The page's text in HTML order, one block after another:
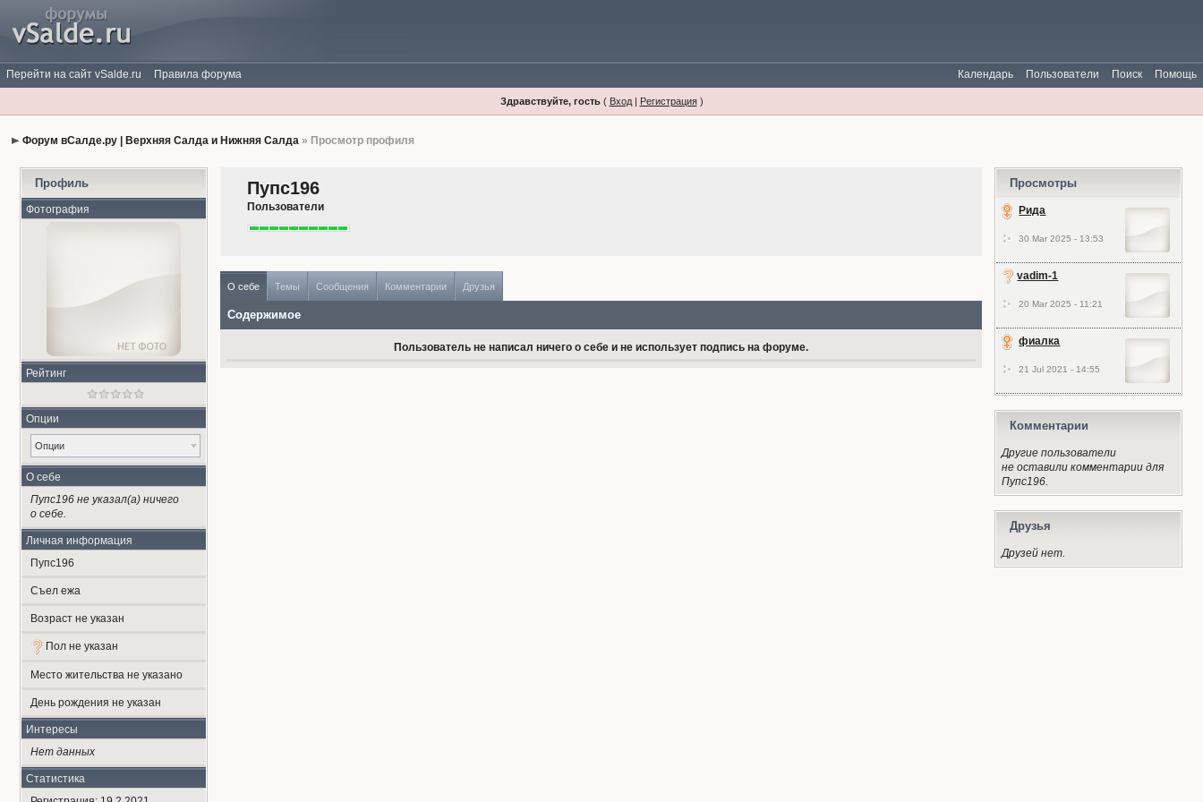
Перейти на сайт vSalde.ru Правила форума Помощь
Поиск
Пользователи
Календарь
Здравствуйте, гость( Вход| Регистрация)
Форум вСалде.ру | Верхняя Салда и Нижняя Салда » Просмотр профиля
Профиль
Фотография
Рейтинг
Опции
Опции
О себе
Пупс196 не указал(а) ничего
о себе.
Личная информация
Пупс196
Съел ежа
Возраст не указан
Пол не указан
Место жительства не указано
День рождения не указан
Интересы
Нет данных
Статистика
Пупс196
Пользователи
О себе Темы Сообщения Комментарии Друзья
Содержимое
Пользователь не написал ничего о себе и не использует подпись на форуме.
Просмотры
Рида
30 Mar 2025 - 13:53
vadim-1
20 Mar 2025 - 11:21
фиалка
21 Jul 2021 - 14:55
Комментарии
Другие пользователи
не оставили комментарии для
Пупс196.
Друзья
Друзей нет.